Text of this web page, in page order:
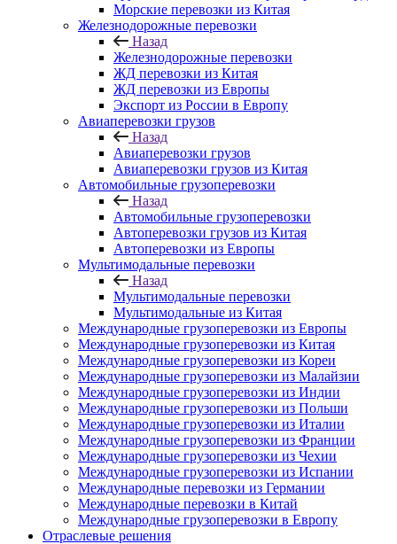
Морские перевозки из Китая
Железнодорожные перевозки
Назад
Железнодорожные перевозки
ЖД перевозки из Китая
ЖД перевозки из Европы
Экспорт из России в Европу
Авиаперевозки грузов
Назад
Авиаперевозки грузов
Авиаперевозки грузов из Китая
Автомобильные грузоперевозки
Назад
Автомобильные грузоперевозки
Автоперевозки грузов из Китая
Автоперевозки из Европы
Мультимодальные перевозки
Назад
Мультимодальные перевозки
Мультимодальные из Китая
Международные грузоперевозки из Европы
Международные грузоперевозки из Китая
Международные грузоперевозки из Кореи
Международные грузоперевозки из Малайзии
Международные грузоперевозки из Индии
Международные грузоперевозки из Польши
Международные грузоперевозки из Италии
Международные грузоперевозки из Франции
Международные грузоперевозки из Чехии
Международные грузоперевозки из Испании
Международные перевозки из Германии
Международные перевозки в Китай
Международные грузоперевозки в Европу
Отраслевые решения